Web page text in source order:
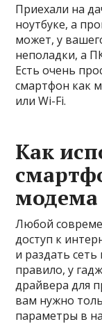
Приехали на
ноутбуке, а
может, у
неполадки, а
Есть очень
смартфон как
или Wi-Fi.
Как
модема
Любой
доступ к
и раздать
правило, у
драйвера для
вам нужно
параметры в